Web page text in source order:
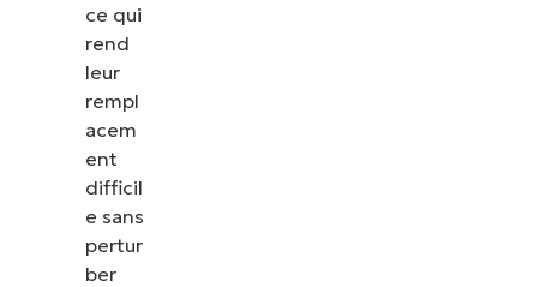
ce qui
rend
leur
rempl
acem
ent
difficil
e sans
pertur
ber